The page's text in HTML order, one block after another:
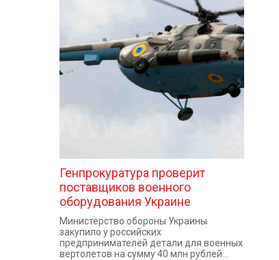
Генпрокуратура проверит
поставщиков военного
оборудования Украине
Министерство обороны Украины
закупило у российских
предпринимателей детали для военных
вертолетов на сумму 40 млн рублей...